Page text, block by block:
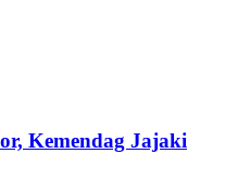
Kemendag Jajaki